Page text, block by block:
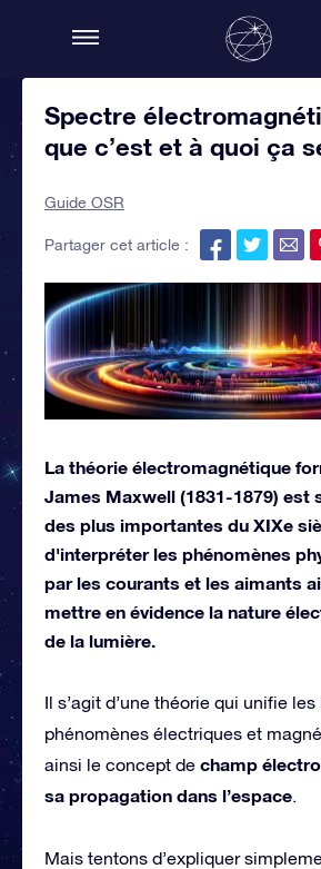
Spectre
que c’est et à quoi ça
Guide OSR
Partager cet article :
La théorie électromagnétique
James Maxwell (1831-1879) est
des plus importantes du XIXe
d'interpréter les phénomènes
par les courants et les aimants
mettre en évidence la nature
de la lumière.
Il s’agit d’une théorie qui unifie
phénomènes électriques et
ainsi le concept de champ
sa propagation dans l’espace.
Mais tentons d’expliquer